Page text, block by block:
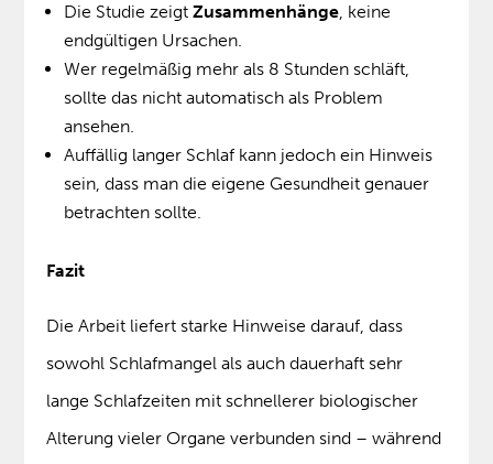
Die Studie zeigtZusammenhänge, keine
endgültigen Ursachen.
Wer regelmäßig mehr als 8 Stunden schläft,
sollte das nicht automatisch als Problem
ansehen.
Auffällig langer Schlaf kann jedoch ein Hinweis
sein, dass man die eigene Gesundheit genauer
betrachten sollte.
Fazit
Die Arbeit liefert starke Hinweise darauf, dass
sowohl Schlafmangel als auch dauerhaft sehr
lange Schlafzeiten mit schnellerer biologischer
Alterung vieler Organe verbunden sind – während